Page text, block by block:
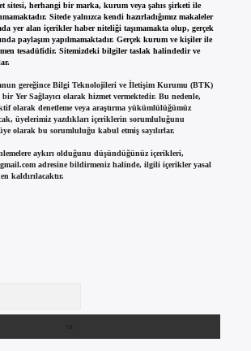
sitesi, herhangi bir marka, kurum veya şahıs şirketi ile
Sitede yalnızca kendi hazırladığımız makaleler
yer alan içerikler haber niteliği taşımamakta olup, gerçek
paylaşım yapılmamaktadır. Gerçek kurum ve kişiler ile
tesadüfidir. Sitemizdeki bilgiler taslak halindedir ve
gereğince Bilgi Teknolojileri ve İletişim Kurumu (BTK)
Yer Sağlayıcı olarak hizmet vermektedir. Bu nedenle,
olarak denetleme veya araştırma yükümlülüğümüz
üyelerimiz yazdıkları içeriklerin sorumluluğunu
olarak bu sorumluluğu kabul etmiş sayılırlar.
aykırı olduğunu düşündüğünüz içerikleri,
adresine bildirmeniz halinde, ilgili içerikler yasal
kaldırılacaktır.